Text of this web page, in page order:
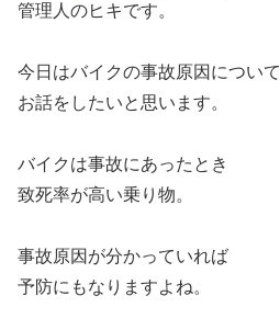
管理人のヒキです。
今日はバイクの事故原因について
お話をしたいと思います。
バイクは事故にあったとき
致死率が高い乗り物。
事故原因が分かっていれば
予防にもなりますよね。